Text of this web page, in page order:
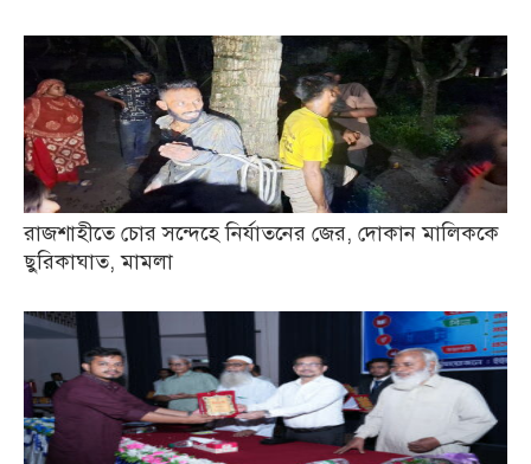
রাজশাহীতে চোর সন্দেহে নির্যাতনের জের, দোকান মালিককে
ছুরিকাঘাত, মামলা